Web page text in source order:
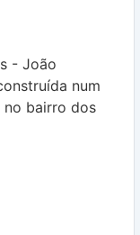
- João
num
no bairro dos